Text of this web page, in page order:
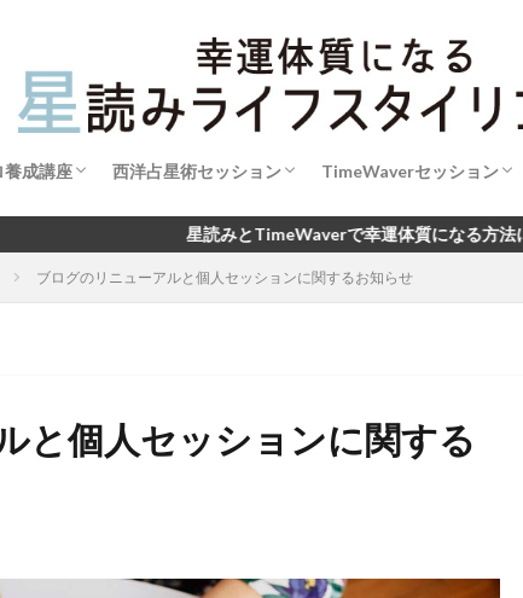
養成講座
養成【初級講座】
養成【中級講座】
西洋占星術セッション
魂のブループリント・リーディング
西洋占星術で読み解く あなたの今とこれか
ら
開運手帳セッション2026
TimeWaverセッション
新月の願い×タイムウェ
TimeWaverセッション
読みとTimeWaverで幸運体質になる方法についてお伝えしてい
ブログのリニューアルと個人セッションに関するお知らせ
と個人セッションに関する